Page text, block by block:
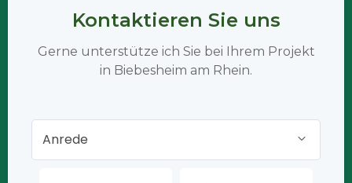
Kontaktieren Sie uns
Gerne unterstütze ich Sie bei Ihrem Projekt
in Biebesheim am Rhein.